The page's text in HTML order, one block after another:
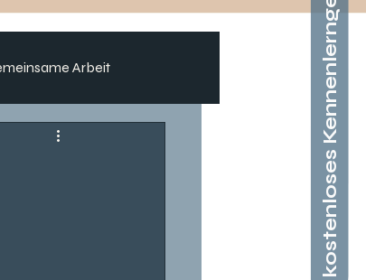
Arbeit kostenloses Kennenlerngespräch